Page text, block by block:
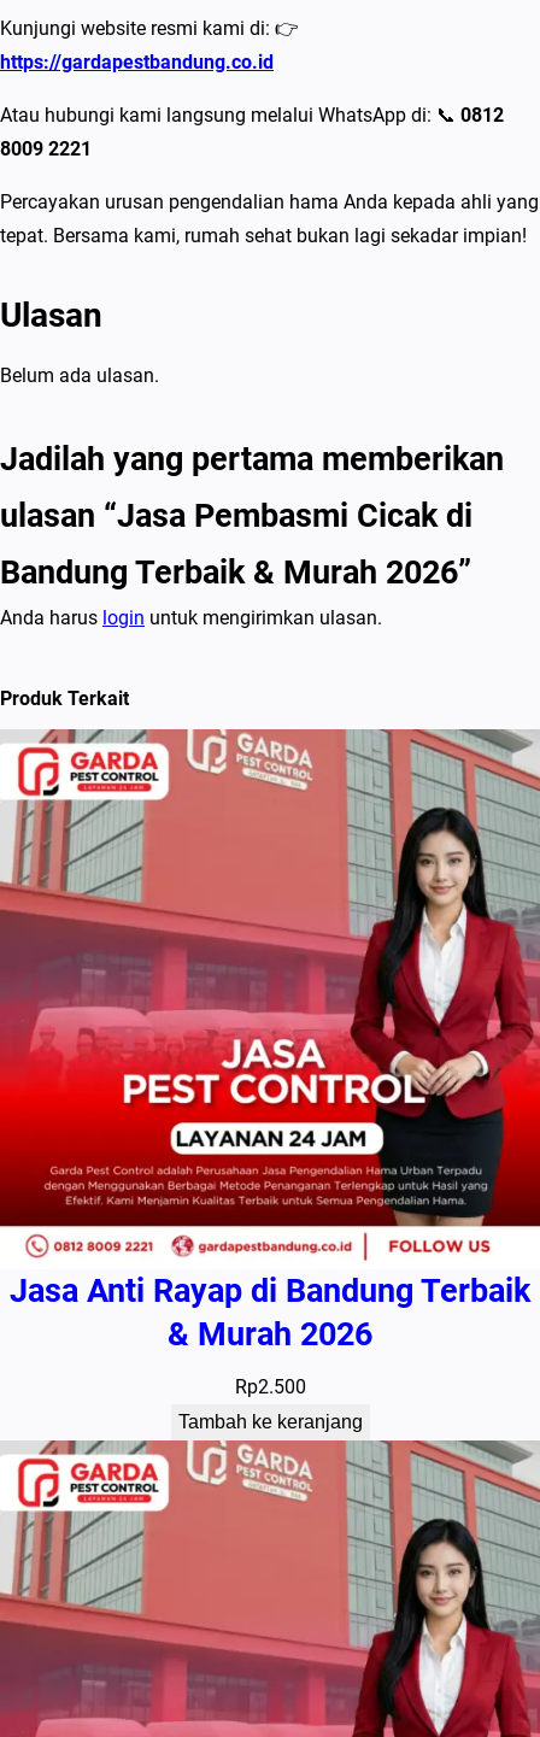
Kunjungi website resmi kami di: 👉
https://gardapestbandung.co.id
Atau hubungi kami langsung melalui WhatsApp di: 📞 0812
8009 2221
Percayakan urusan pengendalian hama Anda kepada ahli yang
tepat. Bersama kami, rumah sehat bukan lagi sekadar impian!
Ulasan
Belum ada ulasan.
Jadilah yang pertama memberikan
ulasan “Jasa Pembasmi Cicak di
Bandung Terbaik & Murah 2026”
Anda harus login untuk mengirimkan ulasan.
Produk Terkait
Jasa Anti Rayap di Bandung Terbaik
& Murah 2026
Rp2.500
Tambah ke keranjang